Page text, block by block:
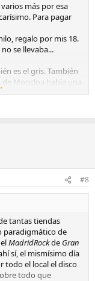
más por esa
Para pagar
regalo por mis 18.
se llevaba...
es el gris. También
Moncloa había una
estaba al
era un must. Un
eróticas", que
y el título va a definir
negra sacar, vi
a 3€, ese no le
llevárselo más
que mi vida
qué se opina por
#8
tantas tiendas
paradigmático de
MadridRockde Gran
sí, el mismísimo día
todo el local el disco
todo que